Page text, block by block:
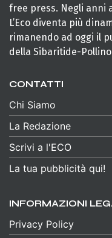
free press. Negli anni
L’Eco diventa più
rimanendo ad oggi il
della Sibaritide-
CONTATTI
Chi Siamo
La Redazione
Scrivi a l'ECO
La tua pubblicità qui!
INFORMAZIONI
Privacy Policy